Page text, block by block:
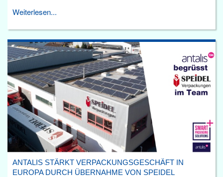
Weiterlesen...
ANTALIS STÄRKT VERPACKUNGSGESCHÄFT IN
EUROPA DURCH ÜBERNAHME VON SPEIDEL